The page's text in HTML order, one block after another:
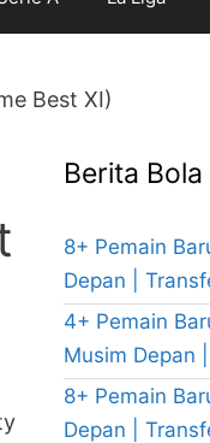
Best XI)
Berita
8+ Pemain
Depan |
4+ Pemain
Musim Depan
8+ Pemain
Depan |